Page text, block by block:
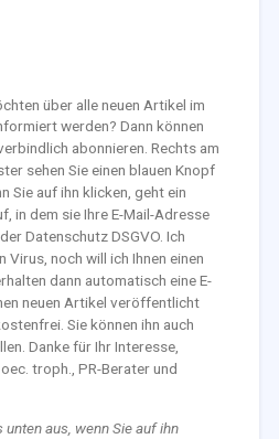
über alle neuen Artikel im
werden? Dann können
abonnieren. Rechts am
sehen Sie einen blauen Knopf
Sie auf ihn klicken, geht ein
in dem sie Ihre E-Mail-Adresse
Datenschutz DSGVO. Ich
Virus, noch will ich Ihnen einen
dann automatisch eine E-
neuen Artikel veröffentlicht
Sie können ihn auch
Danke für Ihr Interesse,
troph., PR-Berater und
aus, wenn Sie auf ihn